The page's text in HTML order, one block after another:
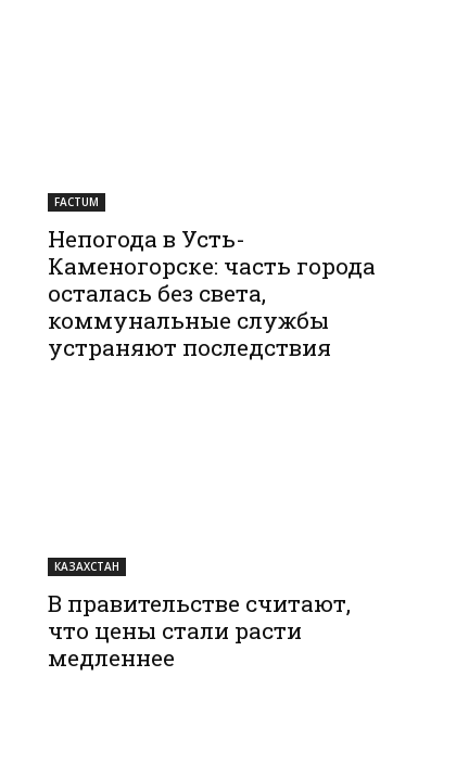
FACTUM
Непогода в Усть-
Каменогорске: часть города
осталась без света,
коммунальные службы
устраняют последствия
КАЗАХСТАН
В правительстве считают,
что цены стали расти
медленнее